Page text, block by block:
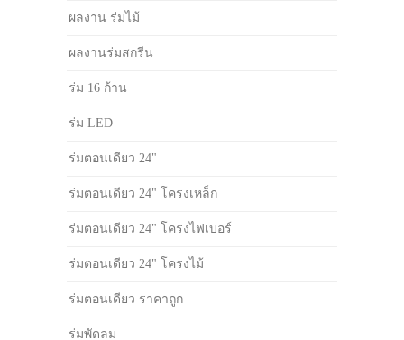
ผลงาน ร่มไม้
ผลงานร่มสกรีน
ร่ม 16 ก้าน
ร่ม LED
ร่มตอนเดียว 24"
ร่มตอนเดียว 24" โครงเหล็ก
ร่มตอนเดียว 24" โครงไฟเบอร์
ร่มตอนเดียว 24" โครงไม้
ร่มตอนเดียว ราคาถูก
ร่มพัดลม